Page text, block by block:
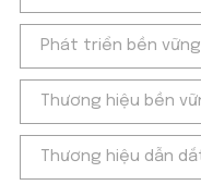
Phát triển bền vững
Thương hiệu bền
Thương hiệu dẫn